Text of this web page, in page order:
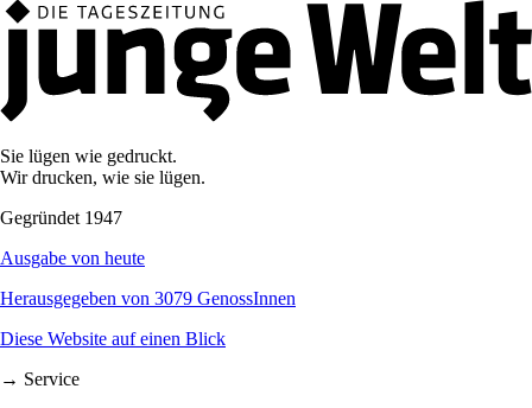
Sie lügen wie gedruckt.
Wir drucken, wie sie lügen.
Gegründet 1947
Ausgabe von heute
Herausgegeben von 3079 GenossInnen
Diese Website auf einen Blick
→ Service